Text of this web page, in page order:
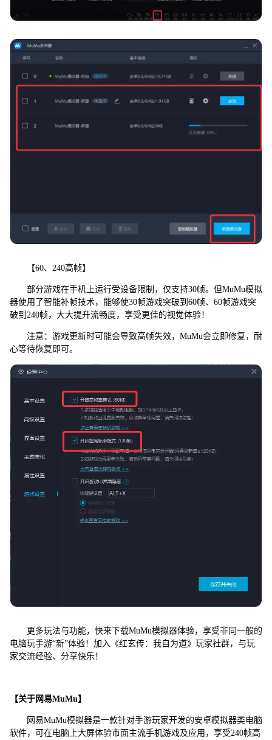
【60、240高帧】
部分游戏在手机上运行受设备限制，仅支持30帧。但MuMu模拟
器使用了智能补帧技术，能够使30帧游戏突破到60帧、60帧游戏突
破到240帧，大大提升流畅度，享受更佳的视觉体验！
注意：游戏更新时可能会导致高帧失效，MuMu会立即修复，耐
心等待恢复即可。
更多玩法与功能，快来下载MuMu模拟器体验，享受非同一般的
电脑玩手游“新”体验！加入《红玄传：我自为道》玩家社群，与玩
家交流经验、分享快乐！
【关于网易MuMu】
网易MuMu模拟器是一款针对手游玩家开发的安卓模拟器类电脑
软件，可在电脑上大屏体验市面主流手机游戏及应用，享受240帧高